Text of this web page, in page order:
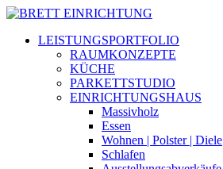
LEISTUNGSPORTFOLIO
RAUMKONZEPTE
KÜCHE
PARKETTSTUDIO
EINRICHTUNGSHAUS
Massivholz
Essen
Wohnen | Polster | Diele
Schlafen